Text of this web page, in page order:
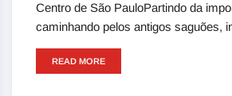
Centro de São PauloPartindo da
caminhando pelos antigos saguões,
READ MORE